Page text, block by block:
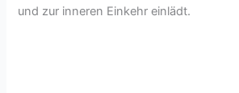
und zur inneren Einkehr einlädt.